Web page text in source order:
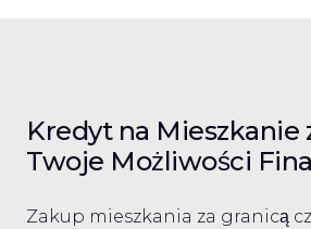
Kredyt na Mieszkanie
Twoje Możliwości
Zakup mieszkania za granicą